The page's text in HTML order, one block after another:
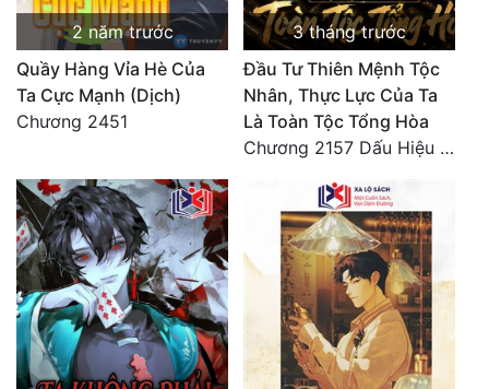
2 năm trước
Quầy Hàng Vỉa Hè Của
Ta Cực Mạnh (Dịch)
Chương 2451
3 tháng trước
Đầu Tư Thiên Mệnh Tộc
Nhân, Thực Lực Của Ta
Là Toàn Tộc Tổng Hòa
Chương 2157 Dấu Hiệu Đại Kiếp